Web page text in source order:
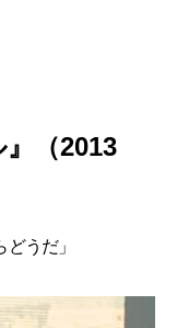
』（2013
うだ」